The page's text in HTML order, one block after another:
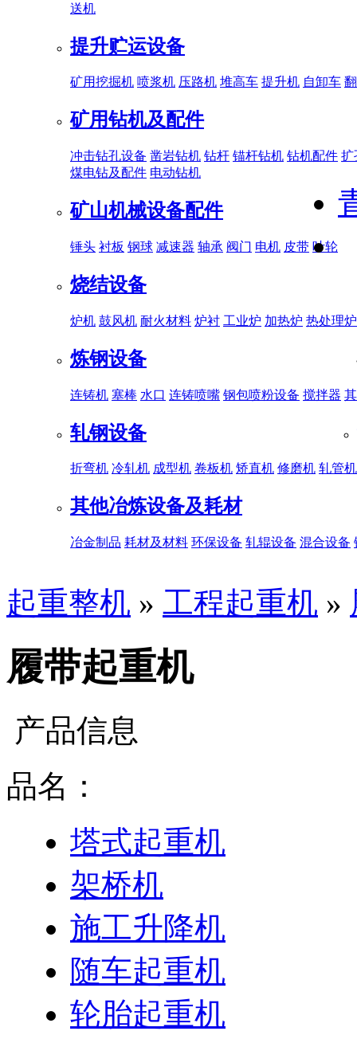
送机
提升贮运设备
矿用挖掘机 喷浆机 压路机 堆高车 提升机 自卸车
矿用钻机及配件
冲击钻孔设备 凿岩钻机 钻杆 锚杆钻机 钻机配件 扩
煤电钻及配件 电动钻机
矿山机械设备配件
锤头 衬板 钢球 减速器 轴承 阀门 电机 皮带 叶轮
烧结设备
炉机 鼓风机 耐火材料 炉衬 工业炉 加热炉 热处理炉
炼钢设备
连铸机 塞棒 水口 连铸喷嘴 钢包喷粉设备 搅拌器
轧钢设备
折弯机 冷轧机 成型机 卷板机 矫直机 修磨机 轧管机
其他冶炼设备及耗材
冶金制品 耗材及材料 环保设备 轧辊设备 混合设备
起重整机 » 工程起重机 »
履带起重机
产品信息
品名：
塔式起重机
架桥机
施工升降机
随车起重机
轮胎起重机